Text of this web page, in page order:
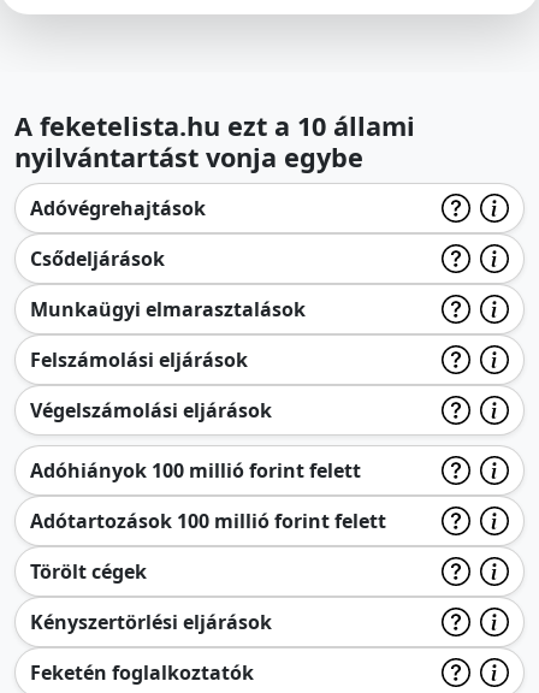
A feketelista.hu ezt a 10 állami
nyilvántartást vonja egybe
Adóvégrehajtások
Csődeljárások
Munkaügyi elmarasztalások
Felszámolási eljárások
Végelszámolási eljárások
Adóhiányok 100 millió forint felett
Adótartozások 100 millió forint felett
Törölt cégek
Kényszertörlési eljárások
Feketén foglalkoztatók